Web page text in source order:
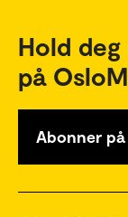
Hold
på
Abonner